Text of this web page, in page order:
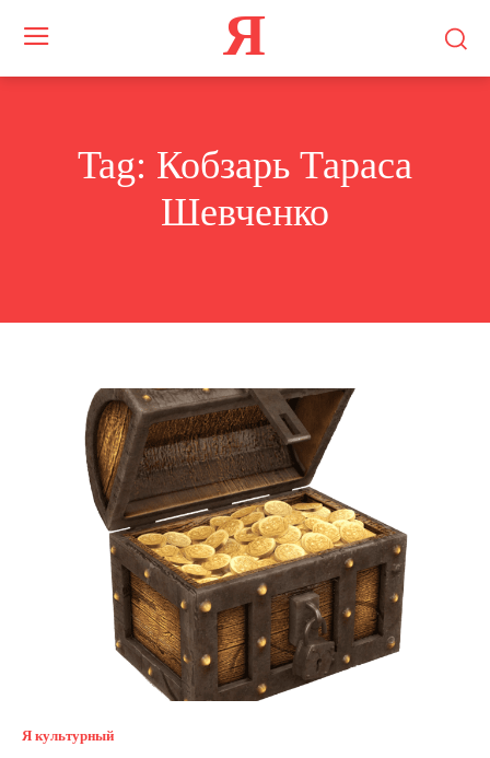
Я
Tag: Кобзарь Тараса
Шевченко
Я культурный